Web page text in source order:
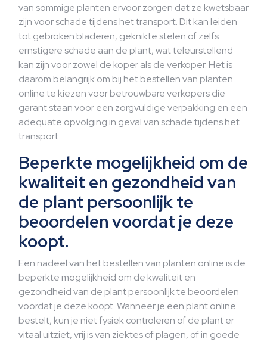
van sommige planten ervoor zorgen dat ze kwetsbaar
zijn voor schade tijdens het transport. Dit kan leiden
tot gebroken bladeren, geknikte stelen of zelfs
ernstigere schade aan de plant, wat teleurstellend
kan zijn voor zowel de koper als de verkoper. Het is
daarom belangrijk om bij het bestellen van planten
online te kiezen voor betrouwbare verkopers die
garant staan voor een zorgvuldige verpakking en een
adequate opvolging in geval van schade tijdens het
transport.
Beperkte mogelijkheid om de
kwaliteit en gezondheid van
de plant persoonlijk te
beoordelen voordat je deze
koopt.
Een nadeel van het bestellen van planten online is de
beperkte mogelijkheid om de kwaliteit en
gezondheid van de plant persoonlijk te beoordelen
voordat je deze koopt. Wanneer je een plant online
bestelt, kun je niet fysiek controleren of de plant er
vitaal uitziet, vrij is van ziektes of plagen, of in goede